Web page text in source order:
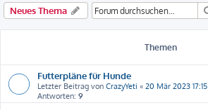
Neues Thema
Themen
Futterpläne für Hunde
Letzter Beitrag von CrazyYeti « 20 Mär 2023 17:15
Antworten: 9